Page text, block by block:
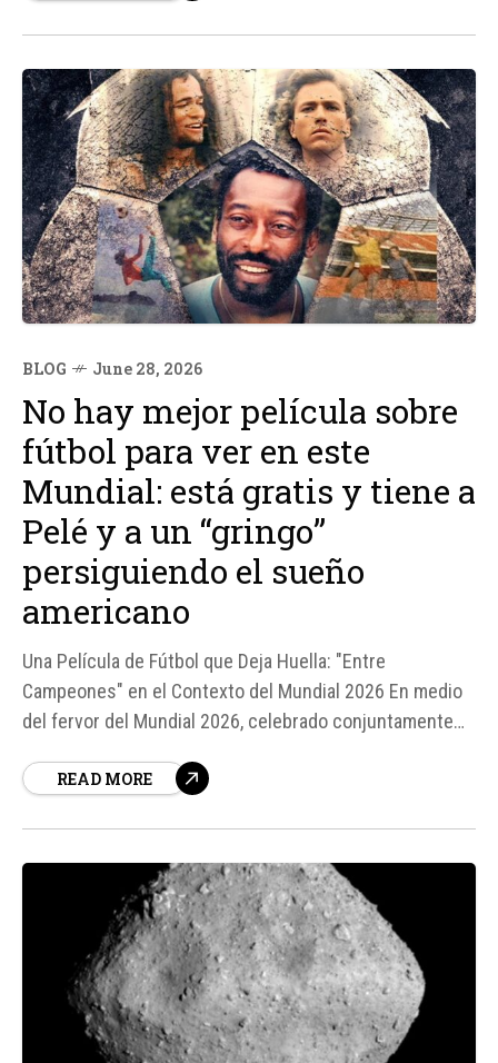
BLOG June 28, 2026
No hay mejor película sobre
fútbol para ver en este
Mundial: está gratis y tiene a
Pelé y a un “gringo”
persiguiendo el sueño
americano
Una Película de Fútbol que Deja Huella: "Entre
Campeones" en el Contexto del Mundial 2026 En medio
del fervor del Mundial 2026, celebrado conjuntamente
convertido en el centro de atención tanto dentro como
READ MORE